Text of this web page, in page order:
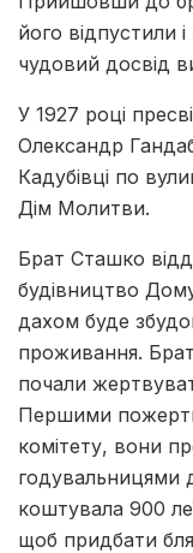
його відпустили
чудовий досвід
У 1927 році
Олександр
Кадубівці по
Дім Молитви.
Брат Сташко
будівництво
дахом буде
проживання.
почали
Першими
комітету, вони
годувальницями
коштувала 900
щоб придбати